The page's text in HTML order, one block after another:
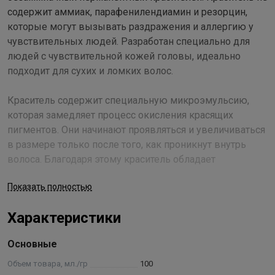
содержит аммиак, парафенилендиамин и резорцин,
которые могут вызывать раздражения и аллергию у
чувствительных людей. Разработан специально для
людей с чувствительной кожей головы, идеально
подходит для сухих и ломких волос.
Краситель содержит специальную микроэмульсию,
которая замедляет процесс окисления красящих
пигментов. Они начинают проявляться и увеличиваться
в размере только после того, как проникнут внутрь
волоса. Благодаря этому краситель обладает
имеет значительно большую окрашивающую силу;
закрепление красящих пигментов в структуре волоса,
насыщенным; хорошо окрашивает даже самые трудно
поддающиеся стареющие волосы с ослабленной
Показать полностью
Характеристики
Основные
Объем товара, мл./гр 100